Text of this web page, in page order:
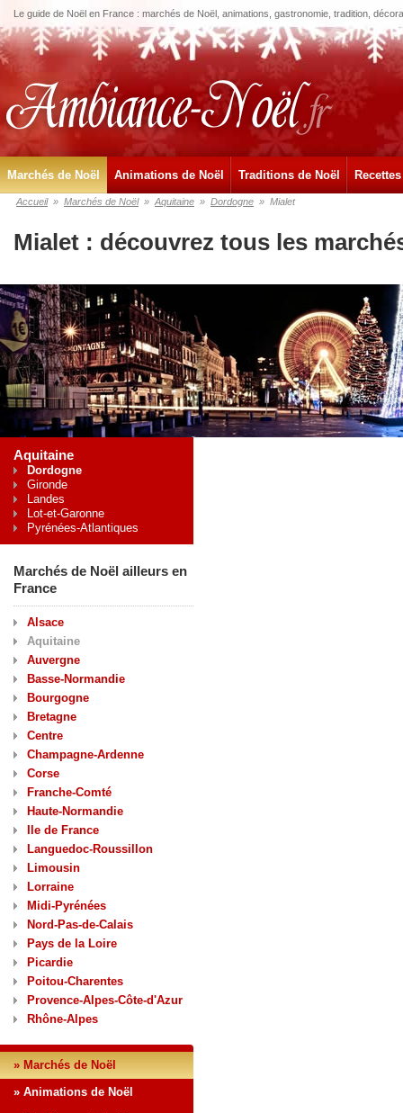
Le guide de Noël en France : marchés de Noël, animations, gastronomie, tradition,
Marchés de Noël Animations de Noël Traditions de Noël
Accueil » Marchés de Noël » Aquitaine » Dordogne » Mialet
Mialet : découvrez tous les
Aquitaine
Dordogne
Gironde
Landes
Lot-et-Garonne
Pyrénées-Atlantiques
Marchés de Noël ailleurs en
France
Alsace
Aquitaine
Auvergne
Basse-Normandie
Bourgogne
Bretagne
Centre
Champagne-Ardenne
Corse
Franche-Comté
Haute-Normandie
Ile de France
Languedoc-Roussillon
Limousin
Lorraine
Midi-Pyrénées
Nord-Pas-de-Calais
Pays de la Loire
Picardie
Poitou-Charentes
Provence-Alpes-Côte-d'Azur
Rhône-Alpes
» Marchés de Noël
» Animations de Noël